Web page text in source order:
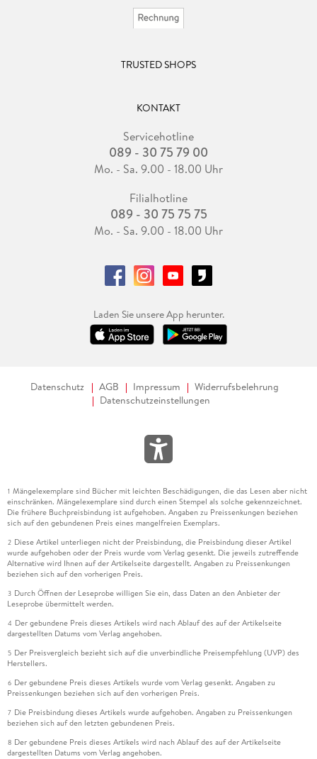
TRUSTED SHOPS
KONTAKT
Servicehotline
089 - 30 75 79 00
Mo. - Sa. 9.00 - 18.00 Uhr
Filialhotline
089 - 30 75 75 75
Mo. - Sa. 9.00 - 18.00 Uhr
Laden Sie unsere App herunter.
Datenschutz AGB Impressum
Widerrufsbelehrung
Datenschutzeinstellungen
1 Mängelexemplare sind Bücher mit leichten Beschädigungen, die das Lesen aber nicht
einschränken. Mängelexemplare sind durch einen Stempel als solche gekennzeichnet.
Die frühere Buchpreisbindung ist aufgehoben. Angaben zu Preissenkungen beziehen
sich auf den gebundenen Preis eines mangelfreien Exemplars.
2 Diese Artikel unterliegen nicht der Preisbindung, die Preisbindung dieser Artikel
wurde aufgehoben oder der Preis wurde vom Verlag gesenkt. Die jeweils zutreffende
Alternative wird Ihnen auf der Artikelseite dargestellt. Angaben zu Preissenkungen
beziehen sich auf den vorherigen Preis.
3 Durch Öffnen der Leseprobe willigen Sie ein, dass Daten an den Anbieter der
Leseprobe übermittelt werden.
4 Der gebundene Preis dieses Artikels wird nach Ablauf des auf der Artikelseite
dargestellten Datums vom Verlag angehoben.
5 Der Preisvergleich bezieht sich auf die unverbindliche Preisempfehlung (UVP) des
Herstellers.
6 Der gebundene Preis dieses Artikels wurde vom Verlag gesenkt. Angaben zu
Preissenkungen beziehen sich auf den vorherigen Preis.
7 Die Preisbindung dieses Artikels wurde aufgehoben. Angaben zu Preissenkungen
beziehen sich auf den letzten gebundenen Preis.
8 Der gebundene Preis dieses Artikels wird nach Ablauf des auf der Artikelseite
dargestellten Datums vom Verlag angehoben.